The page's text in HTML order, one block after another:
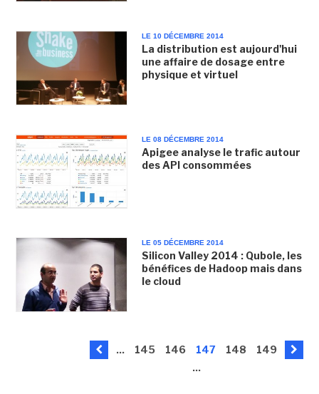
LE 10 DÉCEMBRE 2014
La distribution est aujourd'hui
une affaire de dosage entre
physique et virtuel
LE 08 DÉCEMBRE 2014
Apigee analyse le trafic autour
des API consommées
LE 05 DÉCEMBRE 2014
Silicon Valley 2014 : Qubole, les
bénéfices de Hadoop mais dans
le cloud
... 145 146 147 148
149
...